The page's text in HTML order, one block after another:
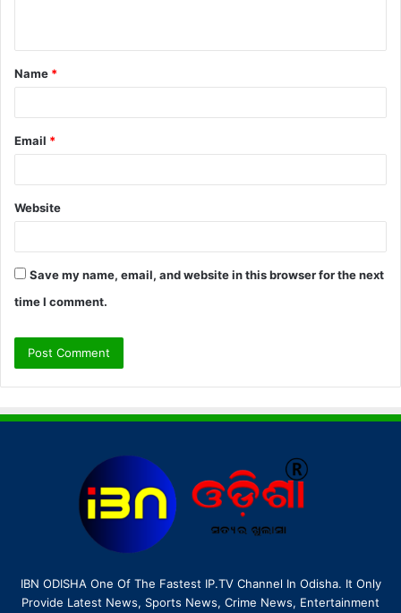
t
*
Name *
Email *
Website
Save my name, email, and website in this browser for the next
time I comment.
IBN ODISHA One Of The Fastest IP.TV Channel In Odisha. It Only
Provide Latest News, Sports News, Crime News, Entertainment